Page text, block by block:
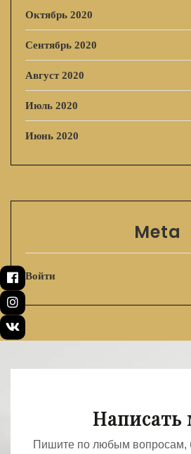
Октябрь 2020
Сентябрь 2020
Август 2020
Июль 2020
Июнь 2020
Meta
Войти
Написать
Пишите по любым вопросам,